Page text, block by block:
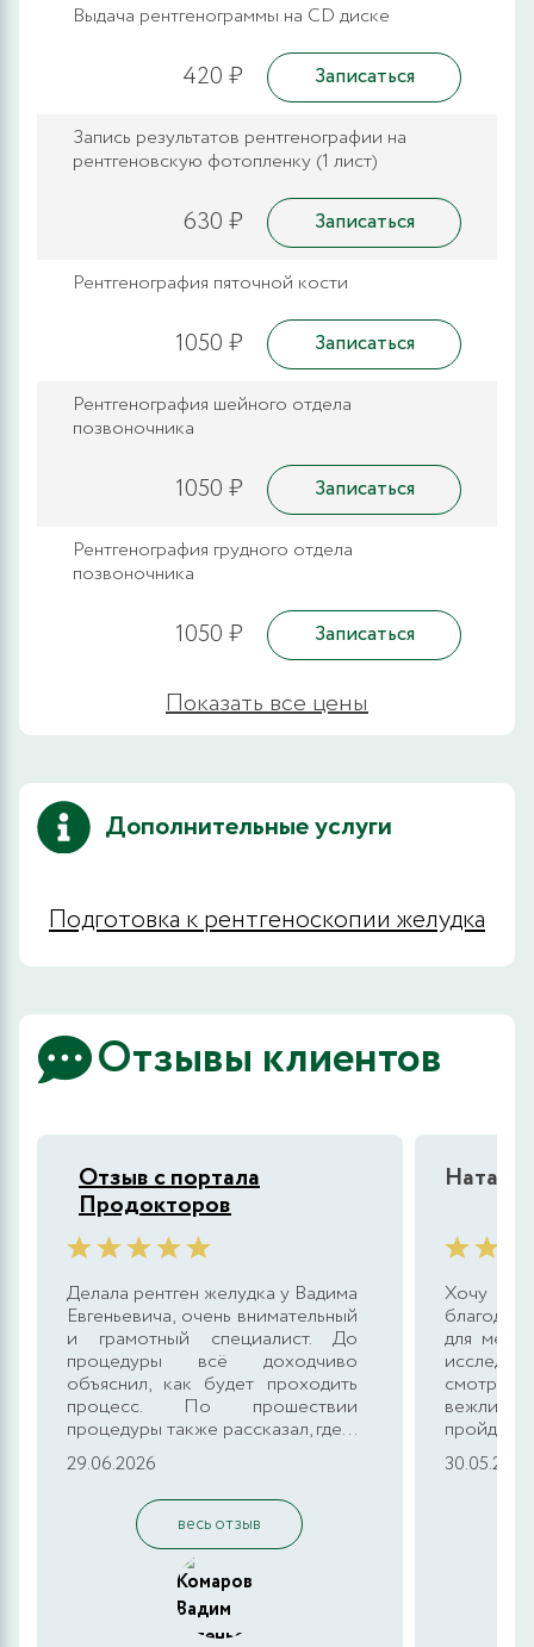
Выдача рентгенограммы на CD диске
420 ₽ Записаться
Запись результатов рентгенографии на
рентгеновскую фотопленку (1 лист)
630 ₽ Записаться
Рентгенография пяточной кости
1050 ₽ Записаться
Рентгенография шейного отдела
позвоночника
1050 ₽ Записаться
Рентгенография грудного отдела
позвоночника
1050 ₽ Записаться
Показать все цены
Дополнительные услуги
Подготовка к рентгеноскопии желудка
Отзывы клиентов
Отзыв с портала
Продокторов
Делала рентген желудка у Вадима
Евгеньевича, очень внимательный
и грамотный специалист. До
процедуры всё доходчиво
объяснил, как будет проходить
процесс. По прошествии
процедуры также рассказал, где...
29.06.2026
весь отзыв
Наталья
Хочу
для меня
вежлив
пройдёт
30.05.2026